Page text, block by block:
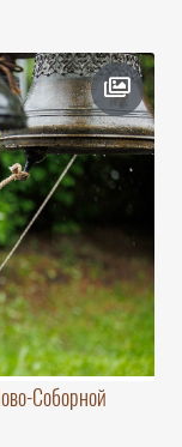
Соборной